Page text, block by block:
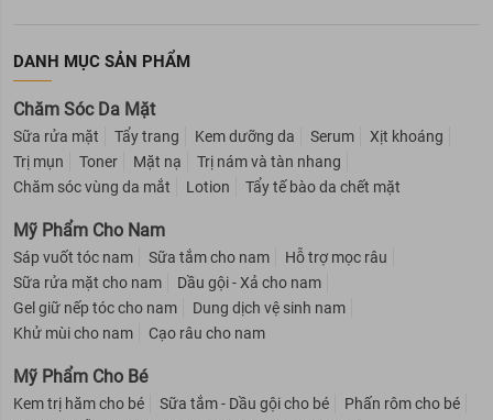
DANH MỤC SẢN PHẨM
Chăm Sóc Da Mặt
Sữa rửa mặt Tẩy trang Kem dưỡng da Serum
Xịt khoáng
Trị mụn
Toner Mặt nạ
Trị nám và tàn nhang
Chăm sóc vùng da mắt
Lotion Tẩy tế bào da chết mặt
Mỹ Phẩm Cho Nam
Sáp vuốt tóc nam Sữa tắm cho nam
Hỗ trợ mọc râu
Sữa rửa mặt cho nam
Dầu gội - Xả cho nam
Gel giữ nếp tóc cho nam
Dung dịch vệ sinh nam
Khử mùi cho nam
Cạo râu cho nam
Mỹ Phẩm Cho Bé
Kem trị hăm cho bé Sữa tắm - Dầu gội cho bé
Phấn rôm cho bé